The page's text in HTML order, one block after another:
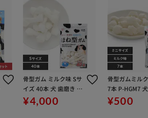
骨型ガム ミルク味 Sサ
イズ 40本 犬 歯磨き デ
ンタルケア
¥4,000
骨型ガムミル
7本 P-HGM7
デンタルケア
¥500